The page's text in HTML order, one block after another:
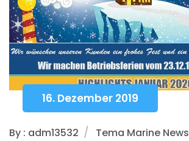
16. Dezember 2019
By : adm13532
Tema Marine News